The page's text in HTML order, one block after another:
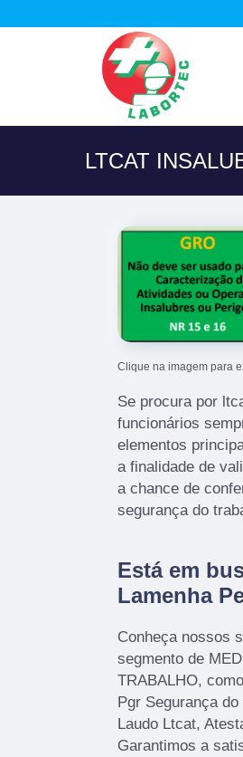
LTCAT
Clique na imagem para
Se procura por
funcionários
elementos
a finalidade de
a chance de
segurança do
Está em
Lamenha
Conheça nossos
segmento de
TRABALHO,
Pgr Segurança
Laudo Ltcat,
Garantimos a